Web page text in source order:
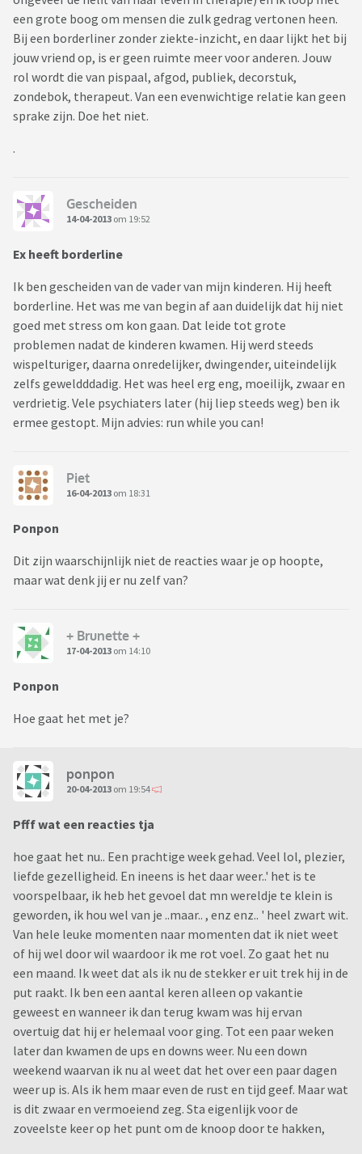
een grote boog om mensen die zulk gedrag vertonen heen.
Bij een borderliner zonder ziekte-inzicht, en daar lijkt het bij
jouw vriend op, is er geen ruimte meer voor anderen. Jouw
rol wordt die van pispaal, afgod, publiek, decorstuk,
zondebok, therapeut. Van een evenwichtige relatie kan geen
sprake zijn. Doe het niet.
.
Gescheiden
14-04-2013 om 19:52
Ex heeft borderline
Ik ben gescheiden van de vader van mijn kinderen. Hij heeft
borderline. Het was me van begin af aan duidelijk dat hij niet
goed met stress om kon gaan. Dat leide tot grote
problemen nadat de kinderen kwamen. Hij werd steeds
wispelturiger, daarna onredelijker, dwingender, uiteindelijk
zelfs geweldddadig. Het was heel erg eng, moeilijk, zwaar en
verdrietig. Vele psychiaters later (hij liep steeds weg) ben ik
ermee gestopt. Mijn advies: run while you can!
Piet
16-04-2013 om 18:31
Ponpon
Dit zijn waarschijnlijk niet de reacties waar je op hoopte,
maar wat denk jij er nu zelf van?
+ Brunette +
17-04-2013 om 14:10
Ponpon
Hoe gaat het met je?
ponpon
20-04-2013 om 19:54
Pfff wat een reacties tja
hoe gaat het nu.. Een prachtige week gehad. Veel lol, plezier,
liefde gezelligheid. En ineens is het daar weer..' het is te
voorspelbaar, ik heb het gevoel dat mn wereldje te klein is
geworden, ik hou wel van je ..maar.. , enz enz.. ' heel zwart wit.
Van hele leuke momenten naar momenten dat ik niet weet
of hij wel door wil waardoor ik me rot voel. Zo gaat het nu
een maand. Ik weet dat als ik nu de stekker er uit trek hij in de
put raakt. Ik ben een aantal keren alleen op vakantie
geweest en wanneer ik dan terug kwam was hij ervan
overtuig dat hij er helemaal voor ging. Tot een paar weken
later dan kwamen de ups en downs weer. Nu een down
weekend waarvan ik nu al weet dat het over een paar dagen
weer up is. Als ik hem maar even de rust en tijd geef. Maar wat
is dit zwaar en vermoeiend zeg. Sta eigenlijk voor de
zoveelste keer op het punt om de knoop door te hakken,